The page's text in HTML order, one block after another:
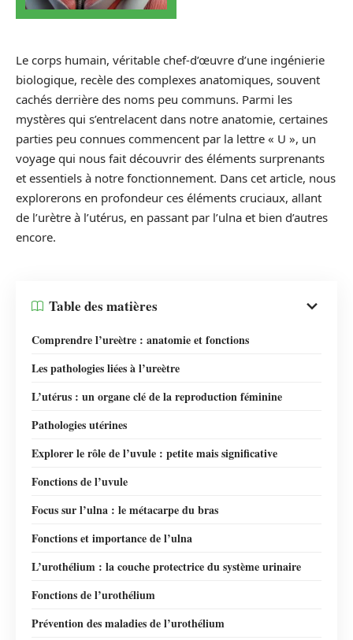
Le corps humain, véritable chef-d’œuvre d’une ingénierie
biologique, recèle des complexes anatomiques, souvent
cachés derrière des noms peu communs. Parmi les
mystères qui s’entrelacent dans notre anatomie, certaines
parties peu connues commencent par la lettre « U », un
voyage qui nous fait découvrir des éléments surprenants
et essentiels à notre fonctionnement. Dans cet article, nous
explorerons en profondeur ces éléments cruciaux, allant
de l’urètre à l’utérus, en passant par l’ulna et bien d’autres
encore.
Table des matières
Comprendre l’ureètre : anatomie et fonctions
Les pathologies liées à l’ureètre
L’utérus : un organe clé de la reproduction féminine
Pathologies utérines
Explorer le rôle de l’uvule : petite mais significative
Fonctions de l’uvule
Focus sur l’ulna : le métacarpe du bras
Fonctions et importance de l’ulna
L’urothélium : la couche protectrice du système urinaire
Fonctions de l’urothélium
Prévention des maladies de l’urothélium